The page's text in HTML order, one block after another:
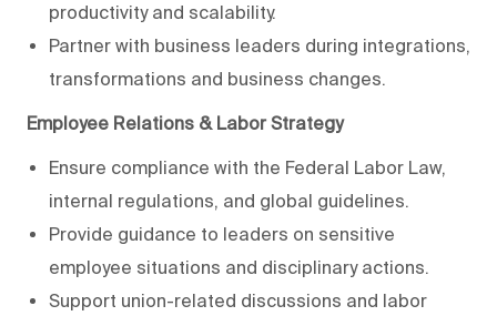
productivity and scalability.
Partner with business leaders during integrations,
transformations and business changes.
Employee Relations & Labor Strategy
Ensure compliance with the Federal Labor Law,
internal regulations, and global guidelines.
Provide guidance to leaders on sensitive
employee situations and disciplinary actions.
Support union-related discussions and labor